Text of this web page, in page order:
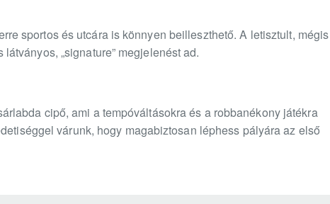
sportos és utcára is könnyen beilleszthető. A letisztult, mégis
„signature” megjelenést ad.
cipő, ami a tempóváltásokra és a robbanékony játékra
várunk, hogy magabiztosan léphess pályára az első